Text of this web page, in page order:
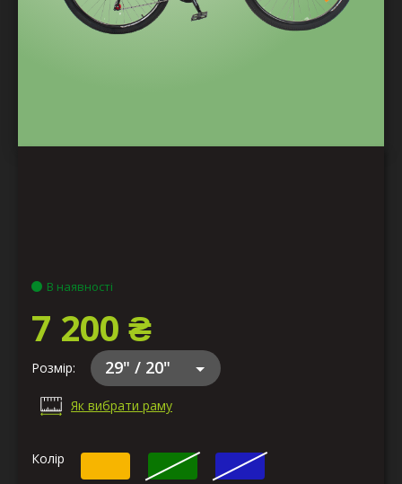
В наявності
7 200 ₴
Розмір: 29" / 20"
Як вибрати раму
Колір